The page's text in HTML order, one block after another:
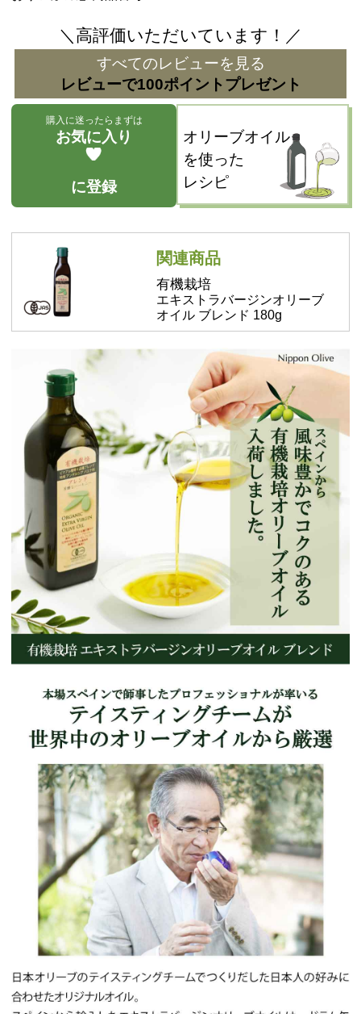
＼高評価いただいています！／
すべてのレビューを見る
レビューで100ポイントプレゼント
購入に迷ったらまずは
お気に入り
に登録
オリーブオイル
を使った
レシピ
関連商品
有機栽培
エキストラバージンオリーブ
オイル ブレンド 180g